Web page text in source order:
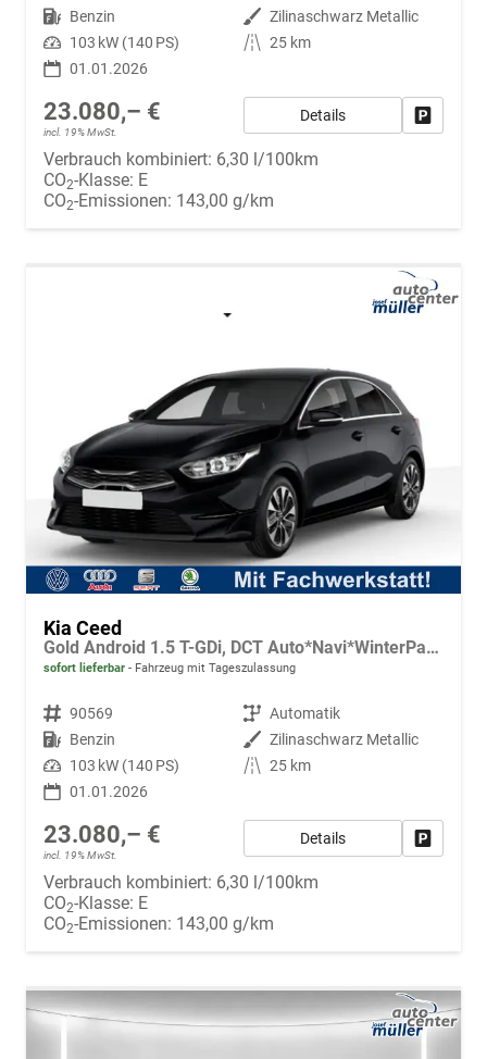
Kraftstoff Benzin Außenfarbe Zilinaschwarz Metallic
Leistung 103 kW (140 PS) Kilometerstand 25 km
01.01.2026
23.080,– €
incl. 19% MwSt.
Details
Verbrauch kombiniert: 6,30 l/100km
CO2-Klasse: E
CO2-Emissionen: 143,00 g/km
Kia Ceed
Gold Android 1.5 T-GDi, DCT Auto*Navi*WinterPak*Klimaauto*16"*Kamera*PrivacyGlas*
sofort lieferbar Fahrzeug mit Tageszulassung
Fahrzeugnr. 90569 Getriebe Automatik
Kraftstoff Benzin Außenfarbe Zilinaschwarz Metallic
Leistung 103 kW (140 PS) Kilometerstand 25 km
01.01.2026
23.080,– €
incl. 19% MwSt.
Details
Verbrauch kombiniert: 6,30 l/100km
CO2-Klasse: E
CO2-Emissionen: 143,00 g/km